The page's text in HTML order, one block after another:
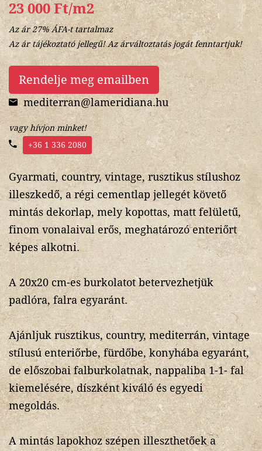
23 000 Ft/m2
Az ár 27% ÁFA-t tartalmaz
Az ár tájékoztató jellegű! Az árváltoztatás jogát fenntartjuk!
Rendelje meg emailben
mediterran@lameridiana.hu
vagy hívjon minket!
+36 1 336 2080
Gyarmati, country, vintage, rusztikus stílushoz
illeszkedő, a régi cementlap jellegét követő
mintás dekorlap, mely kopottas, matt felületű,
finom vonalaival erős, meghatározó enteriőrt
képes alkotni.
A 20x20 cm-es burkolatot betervezhetjük
padlóra, falra egyaránt.
Ajánljuk rusztikus, country, mediterrán, vintage
stílusú enteriőrbe, fürdőbe, konyhába egyaránt,
de előszobai falburkolatnak, nappaliba 1-1- fal
kiemelésére, díszként kiváló és egyedi
megoldás.
A mintás lapokhoz szépen illeszthetőek a